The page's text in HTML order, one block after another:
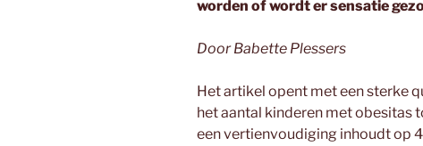
worden of wordt er sensatie
Door Babette Plessers
Het artikel opent met een sterke
het aantal kinderen met obesitas
een vertienvoudiging inhoudt op